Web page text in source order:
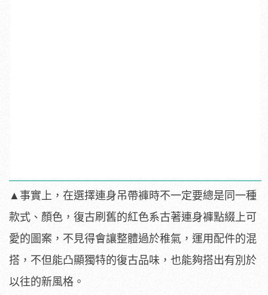
▲事實上，在選擇連身吊帶褲時不一定要總是同一種
款式、顏色，復古刷舊的紅色系古著連身褲點綴上可
愛的圖案，不見得會讓整體過於稚氣，運用配件的混
搭，不但能凸顯獨特的復古品味，也能夠搭出有別於
以往的新風格。